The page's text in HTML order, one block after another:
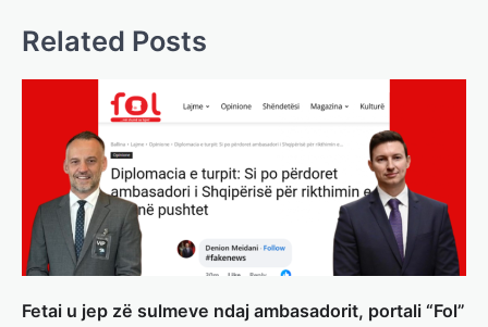
Related Posts
Fetai u jep zë sulmeve ndaj ambasadorit, portali “Fol”
Gjermani, ekspertët sugjerojnë
400 miliardë euro për mbrojtje
Gjermania ndodhet aktualisht në kulmin e
përpjekjeve për krijimin e qeverisë dhe koha
nuk pret. CDU/CSU dhe SPD po vazhdojnë…
BOTA,LAJME RAJONI,SPECIALE
Çka ndodhë tash pas
ndërprerjes së ndihmës
Trump